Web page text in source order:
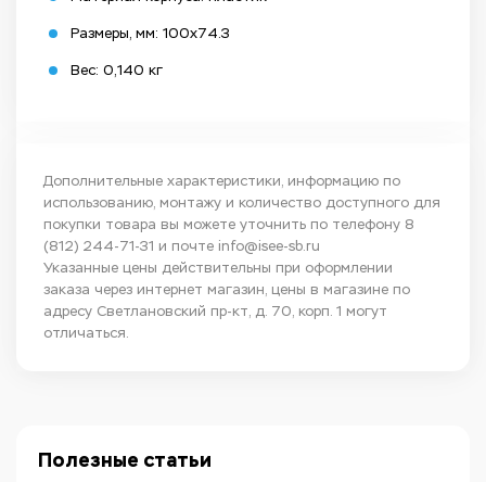
Размеры, мм: 100х74.3
Вес: 0,140 кг
Дополнительные характеристики, информацию по
использованию, монтажу и количество доступного для
покупки товара вы можете уточнить по телефону 8
(812) 244-71-31 и почте info@isee-sb.ru
Указанные цены действительны при оформлении
заказа через интернет магазин, цены в магазине по
адресу Светлановский пр-кт, д. 70, корп. 1 могут
отличаться.
Полезные статьи